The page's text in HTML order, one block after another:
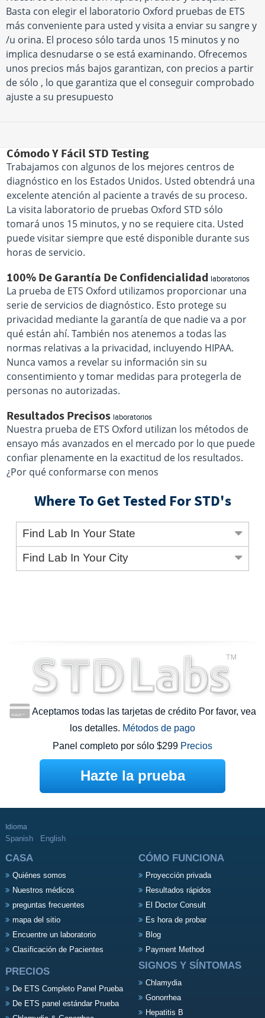
Basta con elegir el laboratorio Oxford pruebas de ETS
más conveniente para usted y visita a enviar su sangre y
/u orina. El proceso sólo tarda unos 15 minutos y no
implica desnudarse o se está examinando. Ofrecemos
unos precios más bajos garantizan, con precios a partir
de sólo , lo que garantiza que el conseguir comprobado
ajuste a su presupuesto
Cómodo Y Fácil STD Testing
Trabajamos con algunos de los mejores centros de
diagnóstico en los Estados Unidos. Usted obtendrá una
excelente atención al paciente a través de su proceso.
La visita laboratorio de pruebas Oxford STD sólo
tomará unos 15 minutos, y no se requiere cita. Usted
puede visitar siempre que esté disponible durante sus
horas de servicio.
100% De Garantía De Confidencialidad laboratorios
La prueba de ETS Oxford utilizamos proporcionar una
serie de servicios de diagnóstico. Esto protege su
privacidad mediante la garantía de que nadie va a por
qué están ahí. También nos atenemos a todas las
normas relativas a la privacidad, incluyendo HIPAA.
Nunca vamos a revelar su información sin su
consentimiento y tomar medidas para protegerla de
personas no autorizadas.
Resultados Precisos laboratorios
Nuestra prueba de ETS Oxford utilizan los métodos de
ensayo más avanzados en el mercado por lo que puede
confiar plenamente en la exactitud de los resultados.
¿Por qué conformarse con menos
Where To Get Tested For STD's
Find Lab In Your State
Find Lab In Your City
Aceptamos todas las tarjetas de crédito Por favor, vea
los detalles. Métodos de pago
Panel completo por sólo $299 Precios
Hazte la prueba
Idioma
Spanish English
CASA
Quiénes somos
Nuestros médicos
preguntas frecuentes
mapa del sitio
Encuentre un laboratorio
Clasificación de Pacientes
CÓMO FUNCIONA
Proyección privada
Resultados rápidos
El Doctor Consult
Es hora de probar
Blog
Payment Method
PRECIOS
De ETS Completo Panel Prueba
De ETS panel estándar Prueba
SIGNOS Y SÍNTOMAS
Chlamydia
Gonorrhea
Hepatitis B